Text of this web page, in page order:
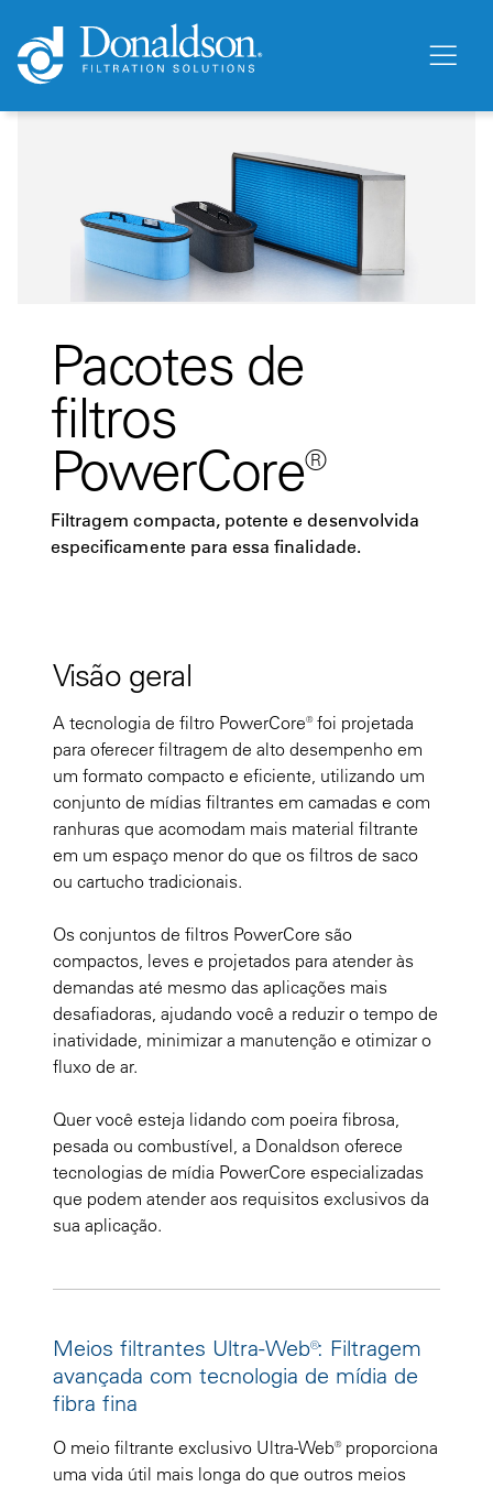
Pacotes de
filtros
PowerCore®
Filtragem compacta, potente e desenvolvida
especificamente para essa finalidade.
Visão geral
A tecnologia de filtro PowerCore® foi projetada
para oferecer filtragem de alto desempenho em
um formato compacto e eficiente, utilizando um
conjunto de mídias filtrantes em camadas e com
ranhuras que acomodam mais material filtrante
em um espaço menor do que os filtros de saco
ou cartucho tradicionais.
Os conjuntos de filtros PowerCore são
compactos, leves e projetados para atender às
demandas até mesmo das aplicações mais
desafiadoras, ajudando você a reduzir o tempo de
inatividade, minimizar a manutenção e otimizar o
fluxo de ar.
Quer você esteja lidando com poeira fibrosa,
pesada ou combustível, a Donaldson oferece
tecnologias de mídia PowerCore especializadas
que podem atender aos requisitos exclusivos da
sua aplicação.
Meios filtrantes Ultra-Web®: Filtragem
avançada com tecnologia de mídia de
fibra fina
O meio filtrante exclusivo Ultra-Web® proporciona
uma vida útil mais longa do que outros meios